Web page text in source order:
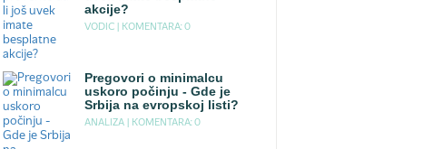
akcije?
VODIC | KOMENTARA: 0
Pregovori o minimalcu
uskoro počinju - Gde je
Srbija na evropskoj listi?
ANALIZA | KOMENTARA: 0